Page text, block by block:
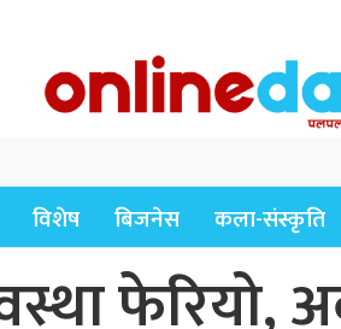
विशेष बिजनेस कला-संस्कृति
फेरियो,